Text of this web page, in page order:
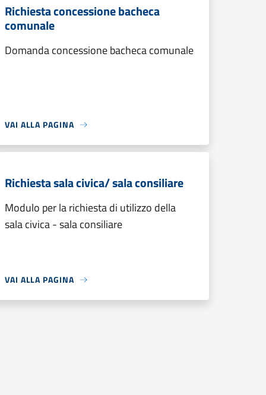
Richiesta concessione bacheca
comunale
Domanda concessione bacheca comunale
VAI ALLA PAGINA
Richiesta sala civica/ sala consiliare
Modulo per la richiesta di utilizzo della
sala civica - sala consiliare
VAI ALLA PAGINA